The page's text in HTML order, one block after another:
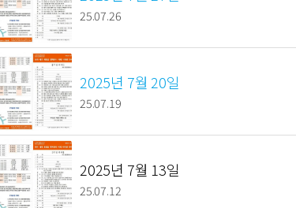
25.07.26
2025년 7월 20일
25.07.19
2025년 7월 13일
25.07.12